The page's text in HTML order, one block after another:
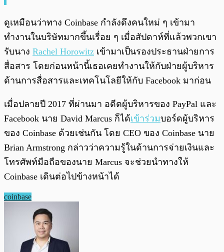
ดูเหมือนว่าทาง Coinbase กำลังดึงคนใหม่ ๆ เข้ามา
ทำงานในบริษัทมากขึ้นเรื่อย ๆ เมื่อสัปดาห์ที่แล้วพวกเขา
รับนาง Rachel Horowitz เข้ามาเป็นรองประธานฝ่ายการ
สื่อสาร โดยก่อนหน้านี้เธอเคยทำงานให้กับฝ่ายผู้บริหาร
ด้านการสื่อสารและเทคโนโลยีให้กับ Facebook มาก่อน
เมื่อปลายปี 2017 ที่ผ่านมา อดีตผู้บริหารของ PayPal และ
Facebook นาย David Marcus ก็ได้เข้าร่วมบอร์ดผู้บริหาร
ของ Coinbase ด้วยเช่นกัน โดย CEO ของ Coinbase นาย
Brian Armstrong กล่าวว่าความรู้ในด้านการจ่ายเงินและ
โทรศัพท์มือถือของนาย Marcus จะช่วยนำทางให้
Coinbase เดินต่อไปข้างหน้าได้
coinbase